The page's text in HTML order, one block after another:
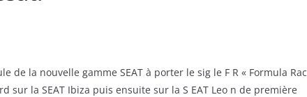
de la nouvelle gamme SEAT à porter le sig le F R « Formula
sur la SEAT Ibiza puis ensuite sur la S EAT Leo n de première